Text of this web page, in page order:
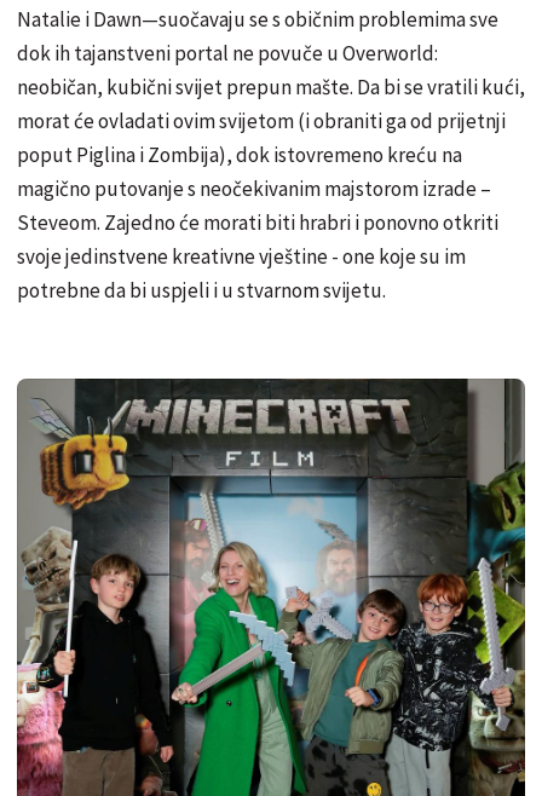
Natalie i Dawn—suočavaju se s običnim problemima sve
dok ih tajanstveni portal ne povuče u Overworld:
neobičan, kubični svijet prepun mašte. Da bi se vratili kući,
morat će ovladati ovim svijetom (i obraniti ga od prijetnji
poput Piglina i Zombija), dok istovremeno kreću na
magično putovanje s neočekivanim majstorom izrade –
Steveom. Zajedno će morati biti hrabri i ponovno otkriti
svoje jedinstvene kreativne vještine - one koje su im
potrebne da bi uspjeli i u stvarnom svijetu.